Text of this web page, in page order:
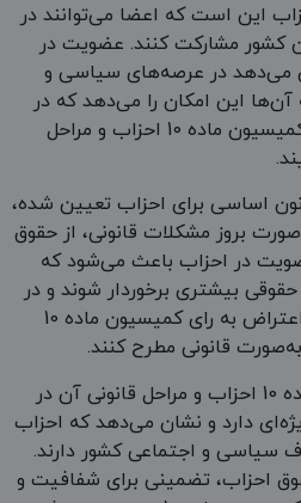
این است که اعضا می‌توانند در
کشور مشارکت کنند. عضویت در
می‌دهد در عرصه‌های سیاسی و
آن‌ها این امکان را می‌دهد که در
صورت نیاز، اعتراض به رای کمیسیون ماده 10 احزاب و مراحل
اساسی برای احزاب تعیین شده،
بروز مشکلات قانونی، از حقوق
در احزاب باعث می‌شود که
بیشتری برخوردار شوند و در
صورت تصمیمات ناعادلانه، اعتراض به رای کمیسیون ماده 10
قانونی مطرح کنند.
اعتراض به رای کمیسیون ماده 10 احزاب و مراحل قانونی آن در
دارد و نشان می‌دهد که احزاب
سیاسی و اجتماعی کشور دارند.
احزاب، تضمینی برای شفافیت و